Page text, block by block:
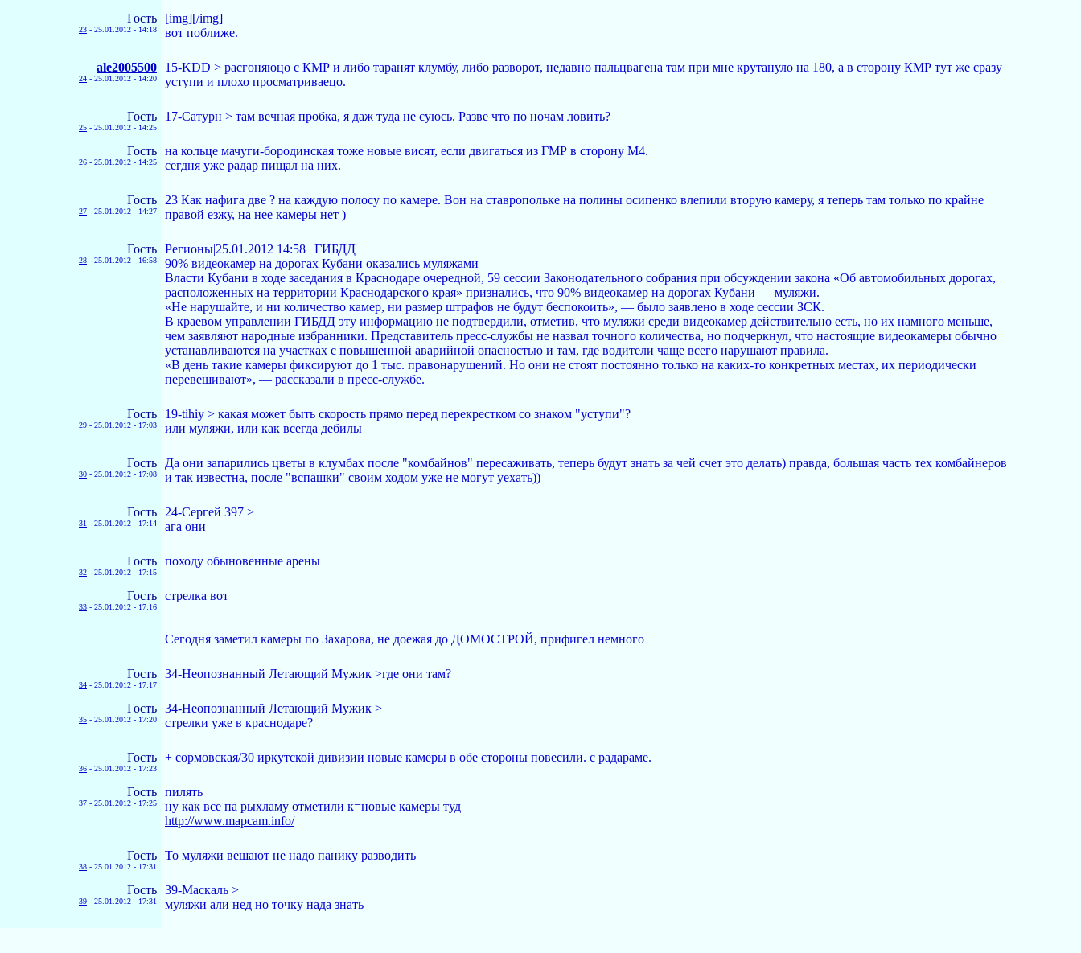
Гость
23 - 25.01.2012 - 14:18
[img][/img]
вот поближе.
ale2005500
24 - 25.01.2012 - 14:20
15-KDD > расгоняюцо с КМР и либо таранят клумбу, либо разворот, недавно пальцвагена там при мне крутануло на 180, а в сторону КМР тут же сразу
уступи и плохо просматриваецо.
Гость
25 - 25.01.2012 - 14:25
17-Сатурн > там вечная пробка, я даж туда не суюсь. Разве что по ночам ловить?
Гость
26 - 25.01.2012 - 14:25
на кольце мачуги-бородинская тоже новые висят, если двигаться из ГМР в сторону М4.
сегдня уже радар пищал на них.
Гость
27 - 25.01.2012 - 14:27
23 Как нафига две ? на каждую полосу по камере. Вон на ставропольке на полины осипенко влепили вторую камеру, я теперь там только по крайне
правой езжу, на нее камеры нет )
Гость
28 - 25.01.2012 - 16:58
Регионы|25.01.2012 14:58 | ГИБДД
90% видеокамер на дорогах Кубани оказались муляжами
Власти Кубани в ходе заседания в Краснодаре очередной, 59 сессии Законодательного собрания при обсуждении закона «Об автомобильных дорогах,
расположенных на территории Краснодарского края» признались, что 90% видеокамер на дорогах Кубани — муляжи.
«Не нарушайте, и ни количество камер, ни размер штрафов не будут беспокоить», — было заявлено в ходе сессии ЗСК.
В краевом управлении ГИБДД эту информацию не подтвердили, отметив, что муляжи среди видеокамер действительно есть, но их намного меньше,
чем заявляют народные избранники. Представитель пресс-службы не назвал точного количества, но подчеркнул, что настоящие видеокамеры обычно
устанавливаются на участках с повышенной аварийной опасностью и там, где водители чаще всего нарушают правила.
«В день такие камеры фиксируют до 1 тыс. правонарушений. Но они не стоят постоянно только на каких-то конкретных местах, их периодически
перевешивают», — рассказали в пресс-службе.
Гость
29 - 25.01.2012 - 17:03
19-tihiy > какая может быть скорость прямо перед перекрестком со знаком "уступи"?
или муляжи, или как всегда дебилы
Гость
30 - 25.01.2012 - 17:08
Да они запарились цветы в клумбах после "комбайнов" пересаживать, теперь будут знать за чей счет это делать) правда, большая часть тех комбайнеров
и так известна, после "вспашки" своим ходом уже не могут уехать))
Гость
31 - 25.01.2012 - 17:14
24-Сергей 397 >
ага они
Гость
32 - 25.01.2012 - 17:15
походу обыновенные арены
Гость
33 - 25.01.2012 - 17:16
стрелка вот
Сегодня заметил камеры по Захарова, не доежая до ДОМОСТРОЙ, прифигел немного
Гость
34 - 25.01.2012 - 17:17
34-Неопознанный Летающий Мужик >где они там?
Гость
35 - 25.01.2012 - 17:20
34-Неопознанный Летающий Мужик >
стрелки уже в краснодаре?
Гость
36 - 25.01.2012 - 17:23
+ сормовская/30 иркутской дивизии новые камеры в обе стороны повесили. с радараме.
Гость
37 - 25.01.2012 - 17:25
пилять
ну как все па рыхламу отметили к=новые камеры туд
http://www.mapcam.info/
Гость
38 - 25.01.2012 - 17:31
То муляжи вешают не надо панику разводить
Гость
39 - 25.01.2012 - 17:31
39-Маскаль >
муляжи али нед но точку нада знать